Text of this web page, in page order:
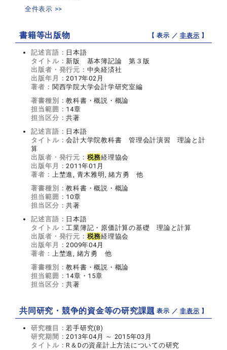
全件表示 >>
書籍等出版物 【 表示 ／非表示 】
記述言語： 日本語
タイトル： 新版 基本簿記論 第３版
出版者・発行元： 中央経済社
出版年月：2017年02月
著者： 関西学院大学会計学研究室編
著書種別：教科書・概説・概論
担当範囲： 14章
担当区分：共著
記述言語： 日本語
タイトル：会計大学院教科書 管理会計演習 理論と計
算
出版者・発行元： 税務経理協会
出版年月：2011年01月
著者： 上埜進, 青木雅明, 緒方勇 他
著書種別：教科書・概説・概論
担当範囲： 10章
担当区分：共著
記述言語： 日本語
タイトル：工業簿記・原価計算の基礎 理論と計算
出版者・発行元： 税務経理協会
出版年月：2009年04月
著者： 上埜進, 緒方勇 他
著書種別：教科書・概説・概論
担当範囲： 14章・15章
担当区分：共著
共同研究・競争的資金等の研究課題【 表示 ／非表示 】
研究種目：若手研究(B)
研究期間：2013年04月 ～ 2015年03月
タイトル：R＆Dの資産計上方法についての研究